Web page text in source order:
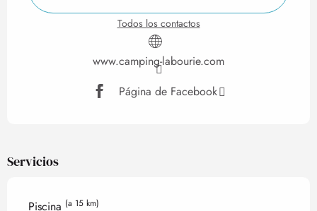
Todos los contactos
www.camping-labourie.com
Página de Facebook
Servicios
Piscina (a 15 km)